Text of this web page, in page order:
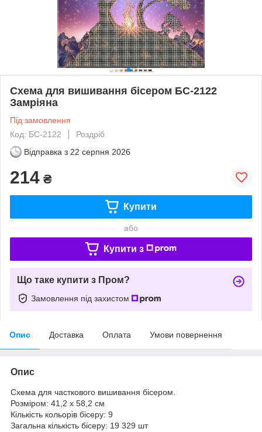
Схема для вишивання бісером БС-2122
Замріяна
Під замовлення
Код: БС-2122
Роздріб
Відправка з 22 серпня 2026
214 ₴
Купити
або
Купити з
Що таке купити з Пром?
Замовлення під захистом
Опис Доставка Оплата Умови повернення
Опис
Схема для часткового вишивання бісером.
Розміром: 41,2 х 58,2 см
Кількість кольорів бісеру: 9
Загальна кількість бісеру: 19 329 шт